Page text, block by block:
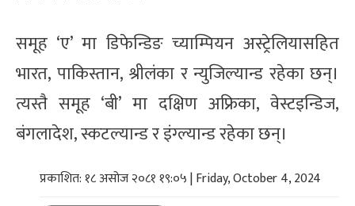
समूह ‘ए’ मा डिफेन्डिङ च्याम्पियन अस्ट्रेलियासहित
भारत, पाकिस्तान, श्रीलंका र न्युजिल्यान्ड रहेका छन्।
त्यस्तै समूह ‘बी’ मा दक्षिण अफ्रिका, वेस्टइन्डिज,
बंगलादेश, स्कटल्यान्ड र इंग्ल्यान्ड रहेका छन्।
प्रकाशित: १८ असोज २०८१ १९:०५ | Friday, October 4, 2024